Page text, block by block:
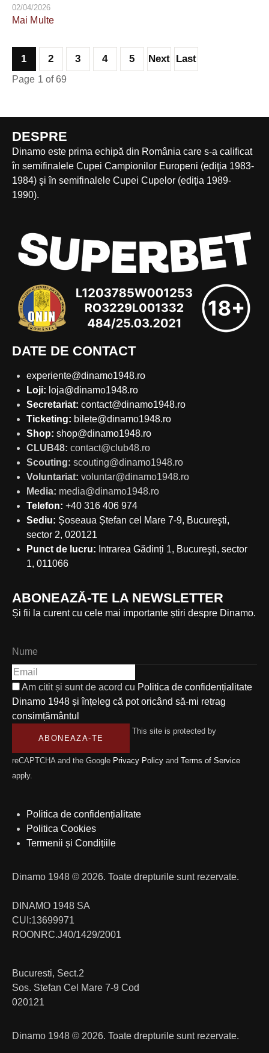
02/04/2026
Mai Multe
1 2 3 4 5 Next Last
Page 1 of 69
DESPRE
Dinamo este prima echipă din România care s-a calificat
în semifinalele Cupei Campionilor Europeni (ediţia 1983-
1984) şi în semifinalele Cupei Cupelor (ediţia 1989-
1990).
DATE DE CONTACT
experiente@dinamo1948.ro
Loji: loja@dinamo1948.ro
Secretariat: contact@dinamo1948.ro
Ticketing: bilete@dinamo1948.ro
Shop: shop@dinamo1948.ro
CLUB48: contact@club48.ro
Scouting: scouting@dinamo1948.ro
Voluntariat: voluntar@dinamo1948.ro
Media: media@dinamo1948.ro
Telefon: +40 316 406 974
Sediu: Șoseaua Ștefan cel Mare 7-9, Bucureşti,
sector 2, 020121
Punct de lucru: Intrarea Gădinți 1, Bucureşti, sector
1, 011066
ABONEAZĂ-TE LA NEWSLETTER
Și fii la curent cu cele mai importante știri despre Dinamo.
Am citit și sunt de acord cu Politica de confidențialitate
Dinamo 1948 și înțeleg că pot oricând să-mi retrag
consimțământul
ABONEAZA-TE
This site is protected by
reCAPTCHA and the Google Privacy Policy and Terms of Service
apply.
Politica de confidențialitate
Politica Cookies
Termenii și Condițiile
Dinamo 1948 © 2026. Toate drepturile sunt rezervate.
DINAMO 1948 SA
CUI:13699971
ROONRC.J40/1429/2001
Bucuresti, Sect.2
Sos. Stefan Cel Mare 7-9 Cod
020121
Dinamo 1948 © 2026. Toate drepturile sunt rezervate.